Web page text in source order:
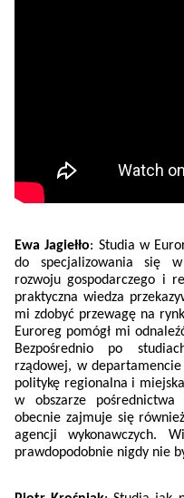
Ewa Jagiełło: Studia w
do specjalizowania się
rozwoju gospodarczego i
praktyczna wiedza
mi zdobyć przewagę na
Euroreg pomógł mi
Bezpośrednio po
rządowej, w
politykę regionalna i
w obszarze pośrednictwa
obecnie zajmuje się
agencji wykonawczych.
prawdopodobnie nigdy nie